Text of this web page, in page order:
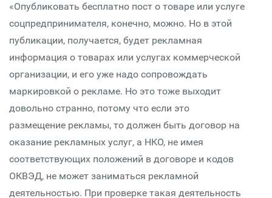
«Опубликовать бесплатно пост о товаре или услуге
соцпредпринимателя, конечно, можно. Но в этой
публикации, получается, будет рекламная
информация о товарах или услугах коммерческой
организации, и его уже надо сопровождать
маркировкой о рекламе. Но это тоже выходит
довольно странно, потому что если это
размещение рекламы, то должен быть договор на
оказание рекламных услуг, а НКО, не имея
соответствующих положений в договоре и кодов
ОКВЭД, не может заниматься рекламной
деятельностью. При проверке такая деятельность